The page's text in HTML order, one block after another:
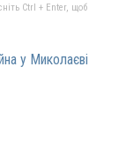
Ctrl + Enter, щоб
у Миколаєві